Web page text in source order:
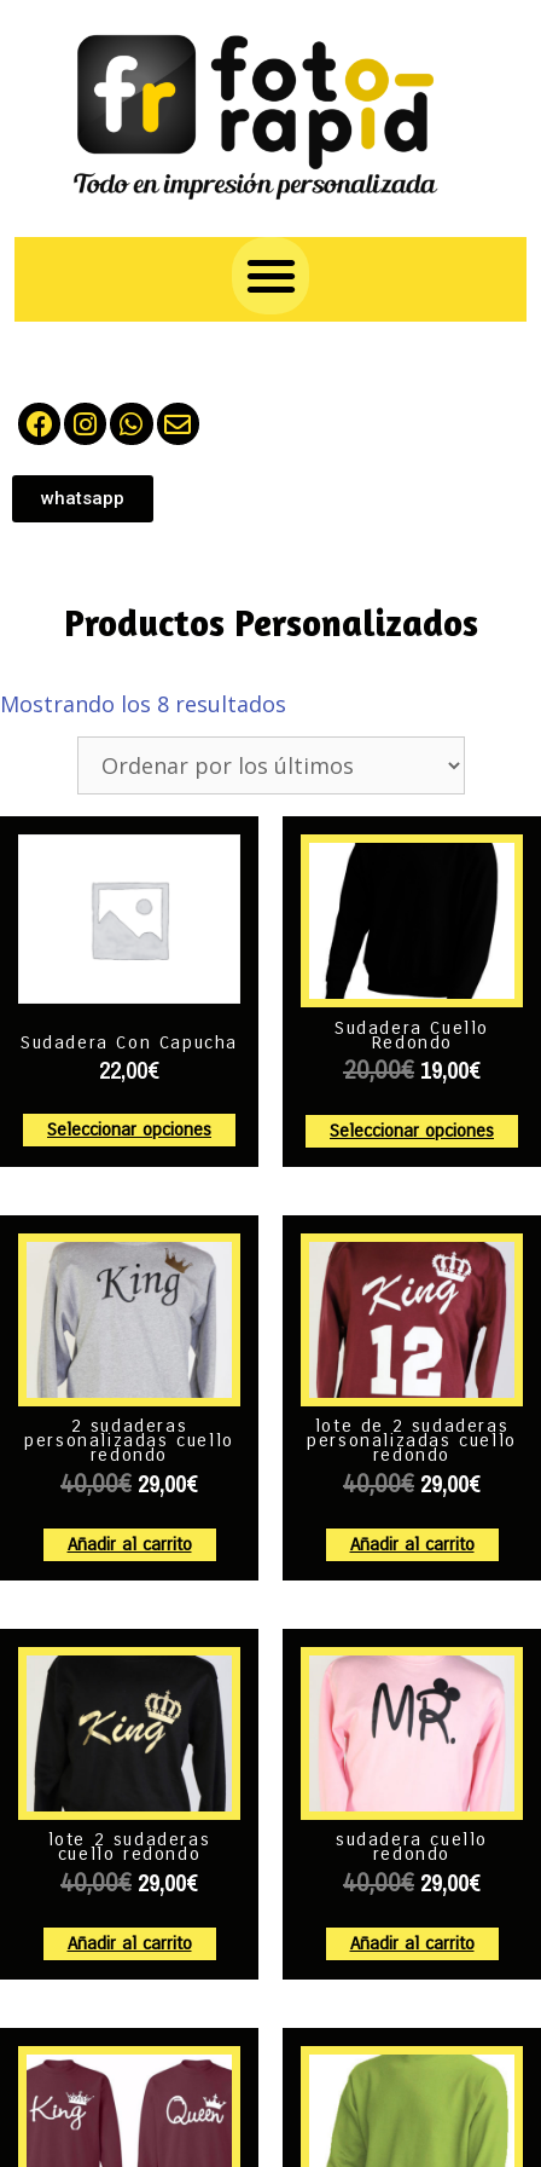
whatsapp
Productos Personalizados
Mostrando los 8 resultados
Sudadera Con Capucha
22,00€
Seleccionar opciones
Sudadera Cuello
Redondo
20,00€ 19,00€
Seleccionar opciones
2 sudaderas
personalizadas cuello
redondo
40,00€ 29,00€
Añadir al carrito
lote de 2 sudaderas
personalizadas cuello
redondo
40,00€ 29,00€
Añadir al carrito
lote 2 sudaderas
cuello redondo
40,00€ 29,00€
Añadir al carrito
sudadera cuello
redondo
40,00€ 29,00€
Añadir al carrito